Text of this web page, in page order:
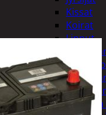
Kissat
Koirat
Linnut
Kodin
Imurit ja